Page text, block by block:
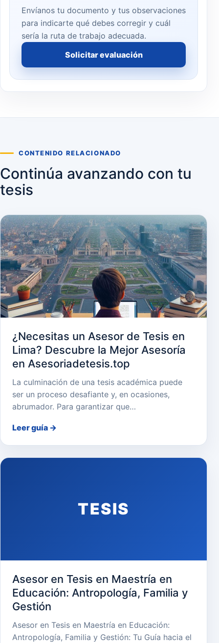
Envíanos tu documento y tus observaciones
para indicarte qué debes corregir y cuál
sería la ruta de trabajo adecuada.
Solicitar evaluación
CONTENIDO RELACIONADO
Continúa avanzando con tu
tesis
¿Necesitas un Asesor de Tesis en
Lima? Descubre la Mejor Asesoría
en Asesoriadetesis.top
La culminación de una tesis académica puede
ser un proceso desafiante y, en ocasiones,
abrumador. Para garantizar que…
Leer guía →
TESIS
Asesor en Tesis en Maestría en
Educación: Antropología, Familia y
Gestión
Asesor en Tesis en Maestría en Educación:
Antropología, Familia y Gestión: Tu Guía hacia el